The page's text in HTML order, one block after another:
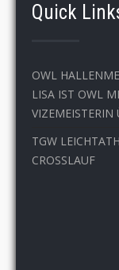
Quick
OWL
LISA IST OWL
VIZEMEISTERIN
TGW
CROSSLAUF